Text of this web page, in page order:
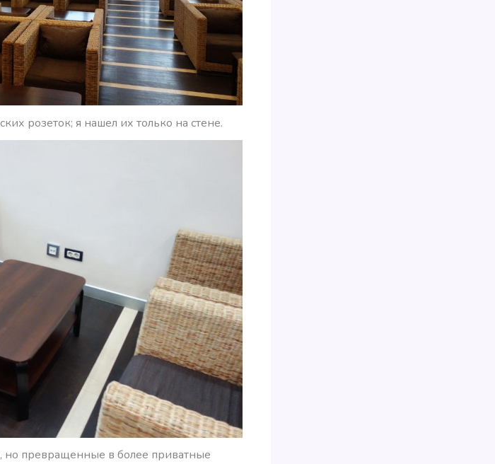
розеток; я нашел их только на стене.
но превращенные в более приватные